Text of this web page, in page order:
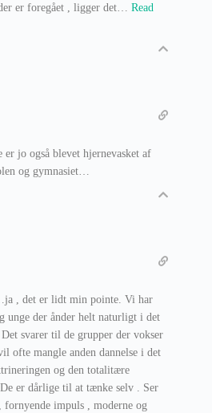
er foregået , ligger det
Read
jo også blevet hjernevasket af
og gymnasiet…
, det er lidt min pointe. Vi har
unge der ånder helt naturligt i det
svarer til de grupper der vokser
ofte mangle anden dannelse i det
og den totalitære
er dårlige til at tænke selv . Ser
impuls , moderne og